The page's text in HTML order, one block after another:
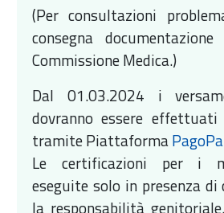
(Per consultazioni
consegna
Commissione Medica.)
Dal 01.03.2024 i
dovranno essere effettuati
tramite PiattaformaPagoPa
Le certificazioni per i
eseguite solo in presenza
la responsabilità